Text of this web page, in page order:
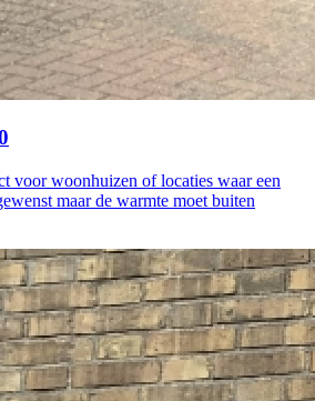
voor woonhuizen of locaties waar een
maar de warmte moet buiten